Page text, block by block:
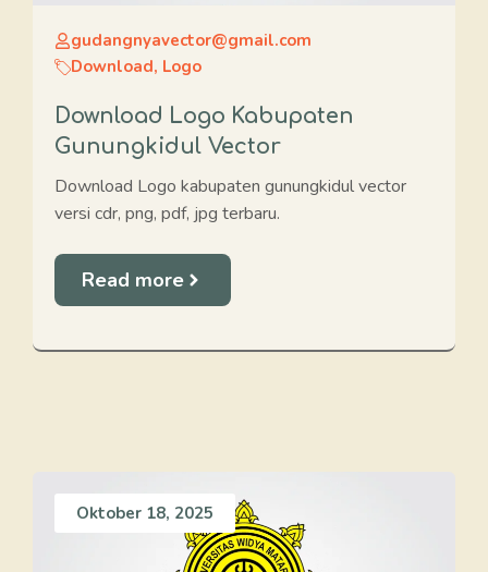
gudangnyavector@gmail.com
Download, Logo
Download Logo Kabupaten
Gunungkidul Vector
Download Logo kabupaten gunungkidul vector
versi cdr, png, pdf, jpg terbaru.
Read more
Oktober 18, 2025